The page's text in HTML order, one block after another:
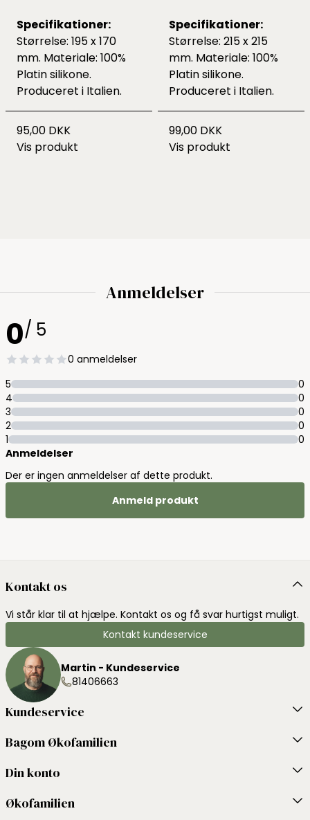
Specifikationer:
Størrelse: 195 x 170
mm. Materiale: 100%
Platin silikone.
Produceret i Italien.
95,00 DKK
Vis produkt
Specifikationer:
Størrelse: 215 x 215
mm. Materiale: 100%
Platin silikone.
Produceret i Italien.
99,00 DKK
Vis produkt
Anmeldelser
0/ 5
0 anmeldelser
5
0
4
0
3
0
2
0
1
0
Anmeldelser
Der er ingen anmeldelser af dette produkt.
Anmeld produkt
Kontakt os
Vi står klar til at hjælpe. Kontakt os og få svar hurtigst muligt.
Kontakt kundeservice
Martin - Kundeservice
81406663
Kundeservice
Bagom Økofamilien
Din konto
Økofamilien